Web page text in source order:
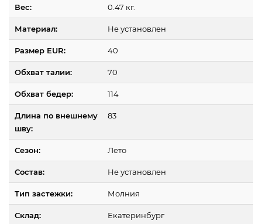
Вес: 0.47 кг.
Материал: Не установлен
Размер EUR: 40
Обхват талии: 70
Обхват бедер: 114
Длина по внешнему
шву:
83
Сезон: Лето
Состав: Не установлен
Тип застежки: Молния
Склад: Екатеринбург